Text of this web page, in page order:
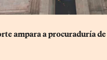
ampara a procuraduría